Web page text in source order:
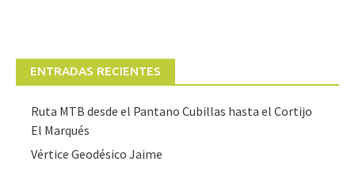
ENTRADAS RECIENTES
Ruta MTB desde el Pantano Cubillas hasta el Cortijo
El Marqués
Vértice Geodésico Jaime